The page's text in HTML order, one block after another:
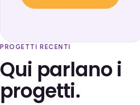
PROGETTI RECENTI
Qui parlano i
progetti.